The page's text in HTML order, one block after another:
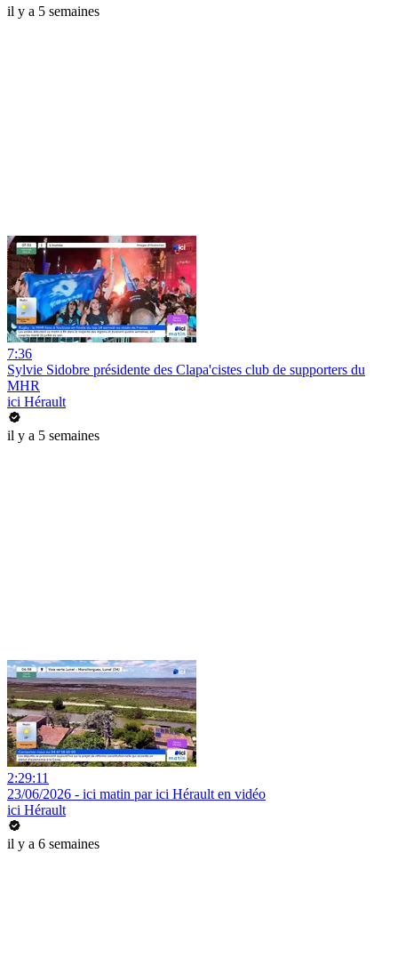
il y a 5 semaines
7:36
Sylvie Sidobre présidente des Clapa'cistes club de supporters du
MHR
ici Hérault
il y a 5 semaines
2:29:11
23/06/2026 - ici matin par ici Hérault en vidéo
ici Hérault
il y a 6 semaines